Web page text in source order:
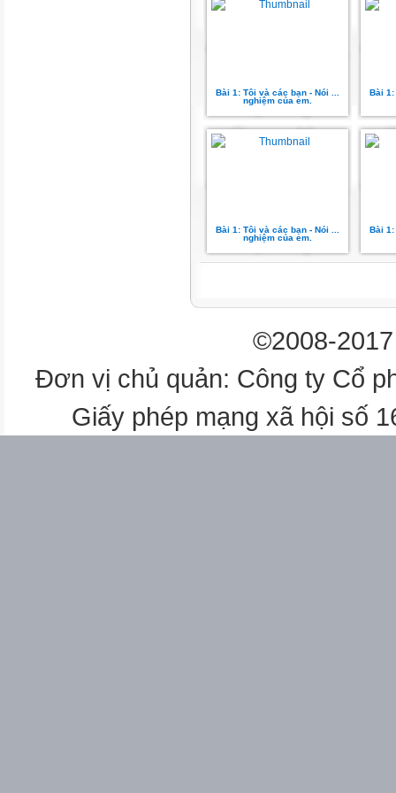
hủn hoẳn
vuốt
nhai
Bài 1: Tôi và các bạn - Nói ...
nghiệm của em.
Bài 1:
Bài 1: Tôi và các bạn - Nói ...
nghiệm của em.
Bài 1:
©2008-
Đơn vị chủ quản: Công ty Cổ
Giấy phép mạng xã hội số